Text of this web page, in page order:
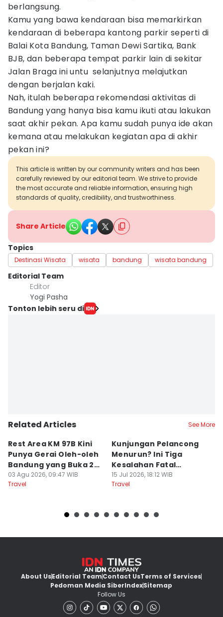
berlangsung.
Kamu yang bawa kendaraan bisa memarkirkan
kendaraan di beberapa kantong parkir seperti di
Balai Kota Bandung, Taman Dewi Sartika, Bank
BJB, dan beberapa tempat parkir lain di sekitar
Jalan Braga ini untu selanjutnya melajutkan
dengan berjalan kaki.
Nah, itulah beberapa rekomendasi aktivitas di
Bandung yang hanya bisa kamu ikuti atau lakukan
saat akhir pekan. Apa kamu sudah punya ide akan
kemana atau melakukan kegiatan apa di akhir
pekan ini?
This article is written by our community writers and has been
carefully reviewed by our editorial team. We strive to provide
the most accurate and reliable information, ensuring high
standards of quality, credibility, and trustworthiness.
Share Article
Topics
Destinasi Wisata wisata bandung wisata bandung
Editorial Team
Editor
Yogi Pasha
Tonton lebih seru di
Related Articles See More
Rest Area KM 97B Kini
Punya Gerai Oleh-oleh
Bandung yang Buka 24
Jam
03 Agu 2026, 09:47 WIB
Travel
Kunjungan Pelancong
Menurun? Ini Tiga
Kesalahan Fatal
Pengelola Wisata
15 Jul 2026, 18:12 WIB
Travel
About UsEditorial TeamContact UsTerms of Services
Pedoman Media SiberIndexSitemap
Follow Us